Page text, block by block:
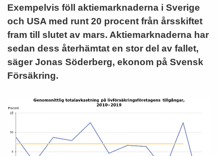
Exempelvis föll aktiemarknaderna i Sverige
och USA med runt 20 procent från årsskiftet
fram till slutet av mars. Aktiemarknaderna har
sedan dess återhämtat en stor del av fallet,
säger Jonas Söderberg, ekonom på Svensk
Försäkring.